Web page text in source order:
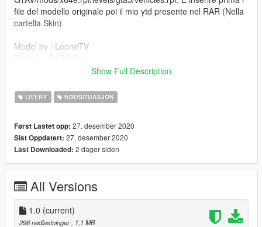
file del modello originale poi il mio ytd presente nel RAR (Nella
cartella Skin)
Model by : LeoneTV
Install the original model first: https://it.gta5-
Go to the following file path: GTAV / mods / x64e.rpf / levels /
gta5 / vehicles.rpf. And insert first the original model files then
my ytd present in the RAR (In the Skin folder)
Model by : LeoneTV
Skin by : R1CKY33
Show Full Description
LIVERY NØDSITUASJON
Først Lastet opp: 27. desember 2020
Sist Oppdatert: 27. desember 2020
Last Downloaded: 2 dager siden
All Versions
1.0 (current)
296 nedlastninger
, 1,1 MB